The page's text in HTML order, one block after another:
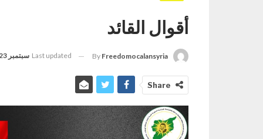
أقوال القائد
By Freedomocalansyria
Last updated سبتمبر 23, 2025
Share